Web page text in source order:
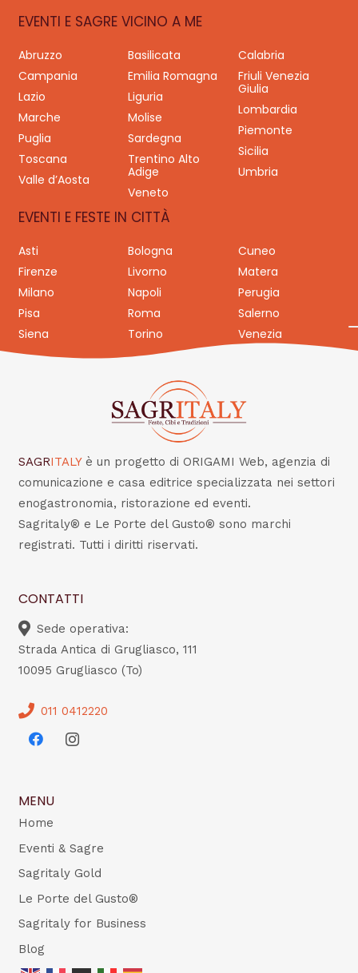
EVENTI E SAGRE VICINO A ME
Abruzzo Basilicata
Calabria
Campania
Emilia Romagna
Friuli Venezia
Giulia
Lazio
Liguria
Lombardia
Marche
Molise
Piemonte
Puglia
Sardegna
Sicilia
Toscana
Trentino Alto
Adige
Umbria
Valle d’Aosta
Veneto
EVENTI E FESTE IN CITTÀ
Asti Bologna
Cuneo
Firenze
Livorno
Matera
Milano
Napoli
Perugia
Pisa
Roma
Salerno
Siena
Torino Venezia
SAGRITALY è un progetto di ORIGAMI Web, agenzia di
comunicazione e casa editrice specializzata nei settori
enogastronomia, ristorazione ed eventi.
Sagritaly® e Le Porte del Gusto® sono marchi
registrati. Tutti i diritti riservati.
CONTATTI
Sede operativa:
Strada Antica di Grugliasco, 111
10095 Grugliasco (To)
011 0412220
MENU
Home
Eventi & Sagre
Sagritaly Gold
Le Porte del Gusto®
Sagritaly for Business
Blog